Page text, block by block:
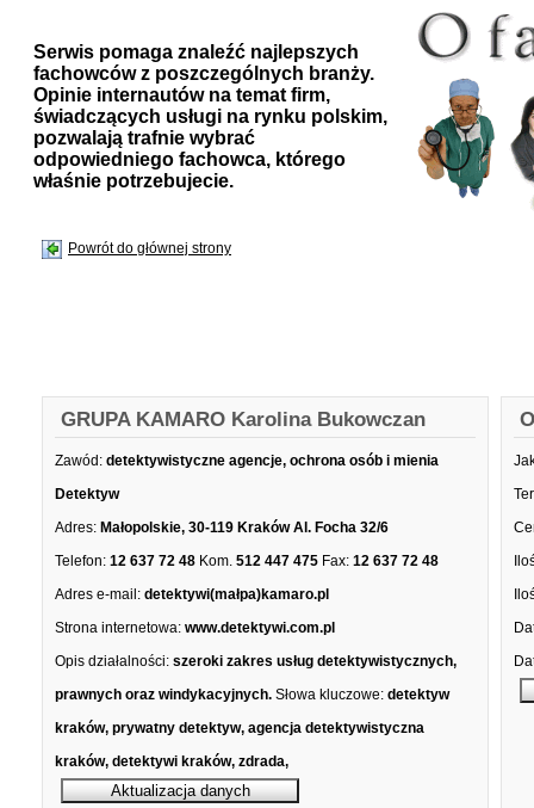
Serwis pomaga znaleźć najlepszych
fachowców z poszczególnych branży.
Opinie internautów na temat firm,
świadczących usługi na rynku polskim,
pozwalają trafnie wybrać
odpowiedniego fachowca, którego
właśnie potrzebujecie.
Powrót do głównej strony
GRUPA KAMARO Karolina Bukowczan
Zawód: detektywistyczne agencje, ochrona osób i mienia
Detektyw
Adres: Małopolskie, 30-119 Kraków Al. Focha 32/6
Telefon: 12 637 72 48 Kom. 512 447 475 Fax: 12 637 72 48
Adres e-mail: detektywi(małpa)kamaro.pl
Strona internetowa: www.detektywi.com.pl
Opis działalności: szeroki zakres usług detektywistycznych,
prawnych oraz windykacyjnych. Słowa kluczowe: detektyw
kraków, prywatny detektyw, agencja detektywistyczna
kraków, detektywi kraków, zdrada,